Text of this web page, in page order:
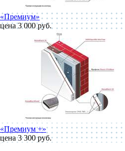
«Премиум»
цена 3 000 руб.
«Премиум +»
цена 3 300 руб.